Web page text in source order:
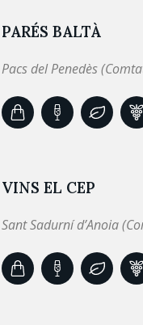
PARÉS BALTÀ
Pacs del Penedès
VINS EL CEP
Sant Sadurní d’Anoia